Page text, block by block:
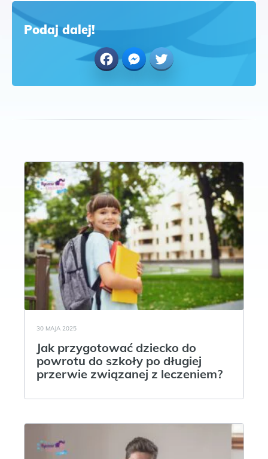
Podaj dalej!
FacebookMessenger
Twitter
30 MAJA 2025
Jak przygotować dziecko do
powrotu do szkoły po długiej
przerwie związanej z leczeniem?